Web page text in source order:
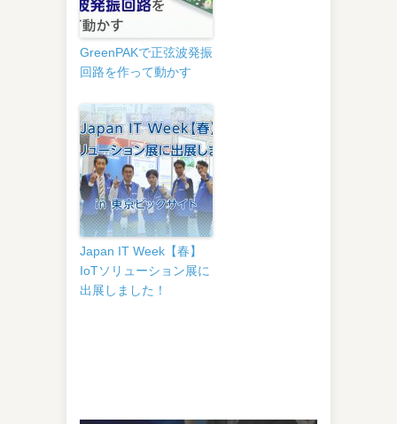
GreenPAKで正弦波発振
回路を作って動かす
Japan IT Week【春】
IoTソリューション展に
出展しました！